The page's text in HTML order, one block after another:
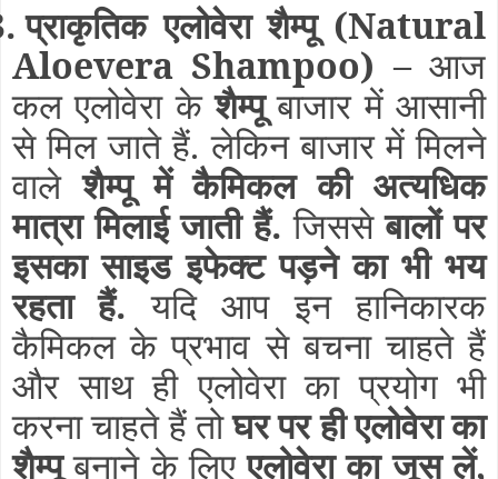
प्राकृतिक एलोवेरा शैम्पू (Natural
Aloevera Shampoo)–आज
कल एलोवेरा केशैम्पूबाजार में आसानी
से मिल जाते हैं. लेकिन बाजार में मिलने
वालेशैम्पू में कैमिकल की अत्यधिक
मात्रा मिलाई जाती हैं. जिससेबालों पर
इसका साइड इफेक्ट पड़ने का भी भय
रहता हैं. यदि आप इन हानिकारक
कैमिकल के प्रभाव से बचना चाहते हैं
और साथ ही एलोवेरा का प्रयोग भी
करना चाहते हैं तोघर पर ही एलोवेरा का
शैम्पूबनाने के लिएएलोवेरा का जूस लें,